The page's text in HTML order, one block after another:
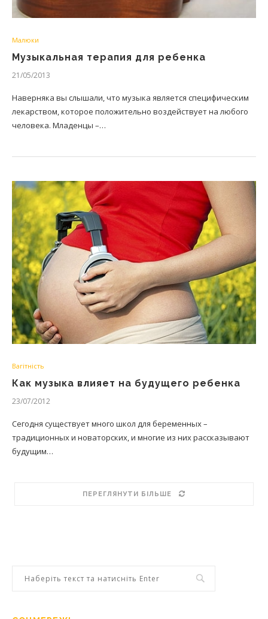
Малюки
Музыкальная терапия для ребенка
21/05/2013
Наверняка вы слышали, что музыка является специфическим
лекарством, которое положительно воздействует на любого
человека. Младенцы –…
Вагітність
Как музыка влияет на будущего ребенка
23/07/2012
Сегодня существует много школ для беременных –
традиционных и новаторских, и многие из них рассказывают
будущим…
ПЕРЕГЛЯНУТИ БІЛЬШЕ